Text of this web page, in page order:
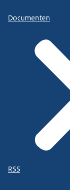
Documenten
RSS